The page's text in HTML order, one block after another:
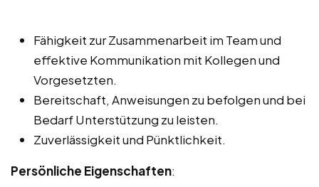
Fähigkeit zur Zusammenarbeit im Team und
effektive Kommunikation mit Kollegen und
Vorgesetzten.
Bereitschaft, Anweisungen zu befolgen und bei
Bedarf Unterstützung zu leisten.
Zuverlässigkeit und Pünktlichkeit.
Persönliche Eigenschaften: